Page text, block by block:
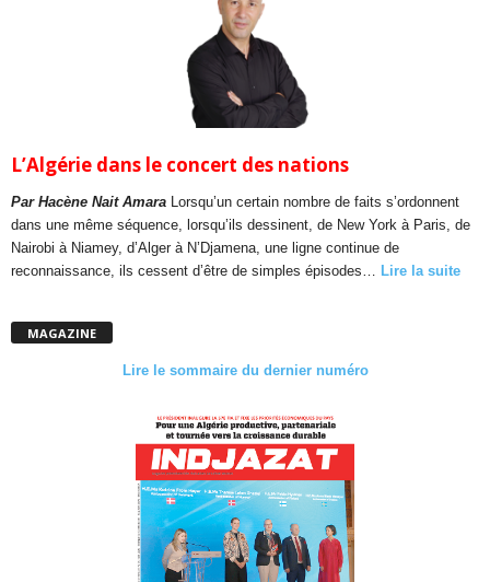
L’Algérie dans le concert des nations
Par Hacène Nait Amara Lorsqu’un certain nombre de faits s’ordonnent
dans une même séquence, lorsqu’ils dessinent, de New York à Paris, de
Nairobi à Niamey, d’Alger à N’Djamena, une ligne continue de
reconnaissance, ils cessent d’être de simples épisodes… Lire la suite
MAGAZINE
Lire le sommaire du dernier numéro